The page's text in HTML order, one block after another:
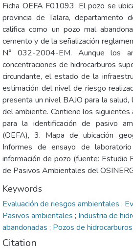
Ficha OEFA F01093. El pozo se
provincia de Talara, departamento
califica como un pozo mal
cemento y de la señalización
N° 032-2004-EM. Aunque los
concentraciones de hidrocarburos
circundante, el estado de la
estimación del nivel de riesgo
presenta un nivel BAJO para la
del ambiente. Contiene los
para la identificación de pasivo
(OEFA), 3. Mapa de ubicación
Informes de ensayo de
información de pozo (fuente: Estudio
de Pasivos Ambientales del
Keywords
Evaluación de riesgos ambientales ;
Pasivos ambientales ; Industria de
abandonadas ; Pozos de hidrocarburos
Citation